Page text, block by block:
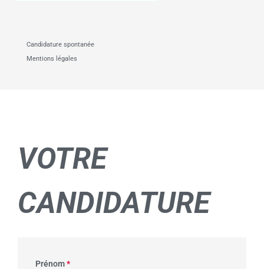
Candidature spontanée
Mentions légales
VOTRE
CANDIDATURE
Prénom*